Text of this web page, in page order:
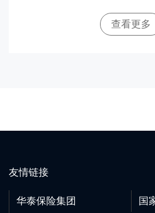
查看更多
友情链接
华泰保险集团
国